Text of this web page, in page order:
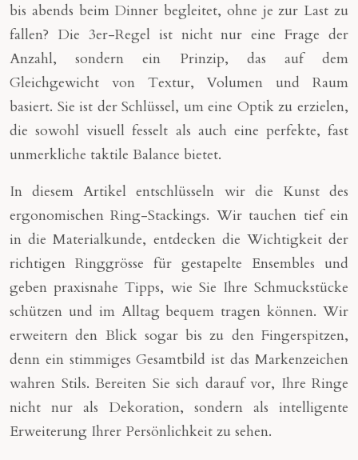
bis abends beim Dinner begleitet, ohne je zur Last zu
fallen? Die 3er-Regel ist nicht nur eine Frage der
Anzahl, sondern ein Prinzip, das auf dem
Gleichgewicht von Textur, Volumen und Raum
basiert. Sie ist der Schlüssel, um eine Optik zu erzielen,
die sowohl visuell fesselt als auch eine perfekte, fast
unmerkliche taktile Balance bietet.
In diesem Artikel entschlüsseln wir die Kunst des
ergonomischen Ring-Stackings. Wir tauchen tief ein
in die Materialkunde, entdecken die Wichtigkeit der
richtigen Ringgrösse für gestapelte Ensembles und
geben praxisnahe Tipps, wie Sie Ihre Schmuckstücke
schützen und im Alltag bequem tragen können. Wir
erweitern den Blick sogar bis zu den Fingerspitzen,
denn ein stimmiges Gesamtbild ist das Markenzeichen
wahren Stils. Bereiten Sie sich darauf vor, Ihre Ringe
nicht nur als Dekoration, sondern als intelligente
Erweiterung Ihrer Persönlichkeit zu sehen.